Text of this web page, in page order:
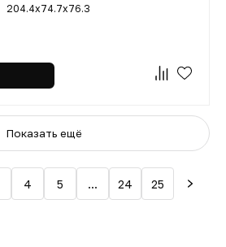
204.4х74.7х76.3
Показать ещё
4 5 ... 24 25